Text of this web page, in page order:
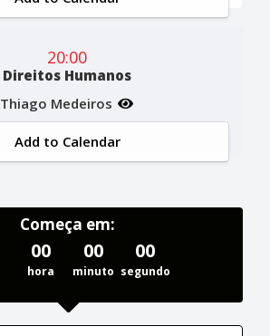
20:00
Direitos Humanos
Thiago Medeiros
Add to Calendar
Começa em:
00
hora
00
minuto
00
segundo